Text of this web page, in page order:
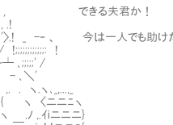
, できる夫君か！
.!
_ -‐ 、 今は一人でも助けた
!;;;;;;;;;;;;: !
､;;;;;' /
､＼'
､_,...,_
〈ニニﾆヽ
,.ｲiニニニ}